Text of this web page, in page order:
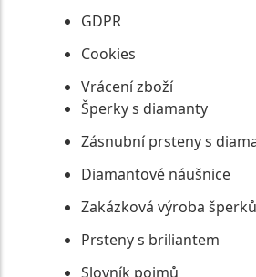
GDPR
Cookies
Vrácení zboží
Šperky s diamanty
Zásnubní prsteny s
Diamantové náušnice
Zakázková výroba šperků
Prsteny s briliantem
Slovník pojmů